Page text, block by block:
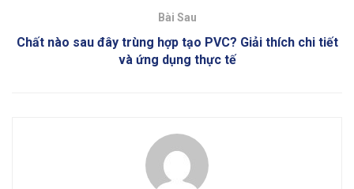
Bài Sau
Chất nào sau đây trùng hợp tạo PVC? Giải thích chi tiết
và ứng dụng thực tế